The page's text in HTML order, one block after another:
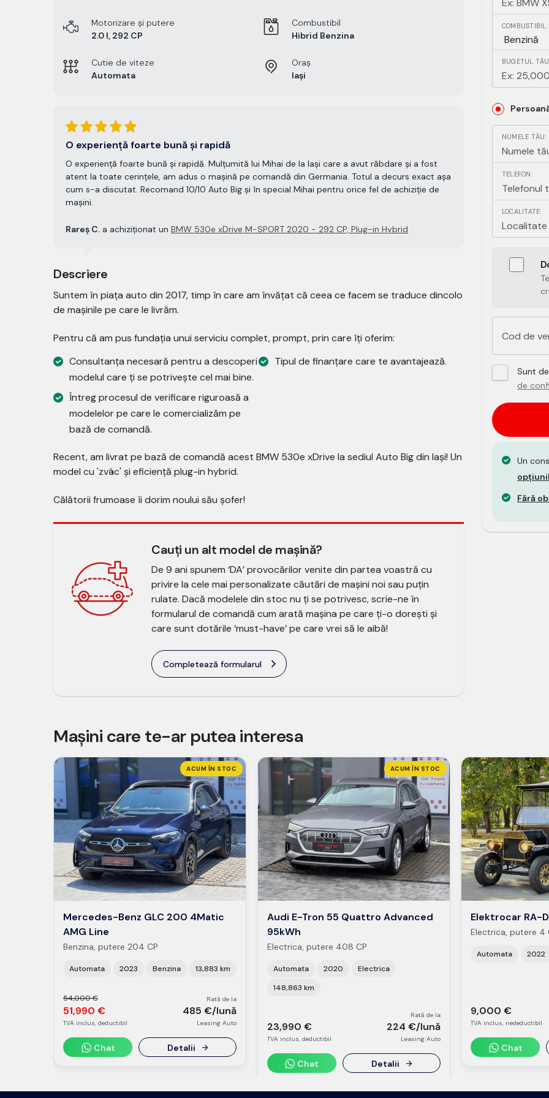
Motorizare și putere
2.0 l, 292 CP
Combustibil
Hibrid Benzina
Cutie de viteze
Automata
Oraș
Iași
O experiență foarte bună și rapidă
O experiență foarte bună și rapidă. Mulțumită lui Mihai de la Iași care a avut răbdare și a fost
atent la toate cerințele, am adus o mașină pe comandă din Germania. Totul a decurs exact așa
cum s-a discutat. Recomand 10/10 Auto Big și în special Mihai pentru orice fel de achiziție de
mașini.
Rareș C. a achiziționat un BMW 530e xDrive M-SPORT 2020 - 292 CP, Plug-in Hybrid
Descriere
Suntem în piața auto din 2017, timp în care am învățat că ceea ce facem se traduce dincolo
de mașinile pe care le livrăm.
Pentru că am pus fundația unui serviciu complet, prompt, prin care îți oferim:
Consultanța necesară pentru a descoperi
modelul care ți se potrivește cel mai bine.
Tipul de finanțare care te avantajează.
Întreg procesul de verificare riguroasă a
modelelor pe care le comercializăm pe
bază de comandă.
Recent, am livrat pe bază de comandă acest BMW 530e xDrive la sediul Auto Big din Iași! Un
model cu 'zvâc' și eficiență plug-in hybrid.
Călătorii frumoase îi dorim noului său șofer!
Cauți un alt model de mașină?
De 9 ani spunem ‘DA’ provocărilor venite din partea voastră cu
privire la cele mai personalizate căutări de mașini noi sau puțin
rulate. Dacă modelele din stoc nu ți se potrivesc, scrie-ne în
formularul de comandă cum arată mașina pe care ți-o dorești și
care sunt dotările ‘must-have’ pe care vrei să le aibă!
Completează formularul
COMBUSTIBIL:
BUGETUL
NUMELE TĂU:
TELEFON:
LOCALITATE:
Sunt
de
Un
Fără
Mașini care te-ar putea interesa
ACUM ÎN STOC
Mercedes-Benz GLC 200 4Matic
AMG Line
Benzina, putere 204 CP
Automata 2023 Benzina 13,883 km
54,000 €
51,990 €
TVA inclus, deductibil
Rată de la
485 €/lună
Leasing Auto
Chat Detalii
ACUM ÎN STOC
Audi E-Tron 55 Quattro Advanced
95kWh
Electrica, putere 408 CP
Automata 2020
Electrica
148,863 km
23,990 €
TVA inclus, deductibil
Rată de la
224 €/lună
Leasing Auto
Chat Detalii
Elektrocar RA-
Electrica, putere 4
Automata 2022
9,000 €
TVA inclus, nedeductibil
Chat